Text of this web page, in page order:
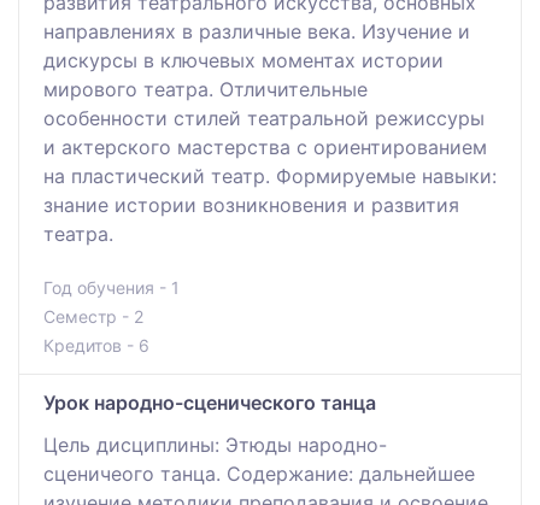
направлениях в различные века. Изучение и
дискурсы в ключевых моментах истории
мирового театра. Отличительные
особенности стилей театральной режиссуры
и актерского мастерства с ориентированием
на пластический театр. Формируемые навыки:
знание истории возникновения и развития
театра.
Год обучения - 1
Семестр - 2
Кредитов - 6
Урок народно-сценического танца
Цель дисциплины: Этюды народно-
сценичеого танца. Содержание: дальнейшее